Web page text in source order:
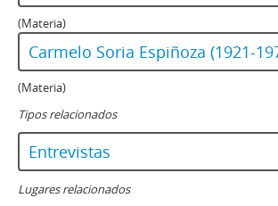
(Materia)
Carmelo Soria Espiñoza (1921-
(Materia)
Tipos relacionados
Entrevistas
Lugares relacionados